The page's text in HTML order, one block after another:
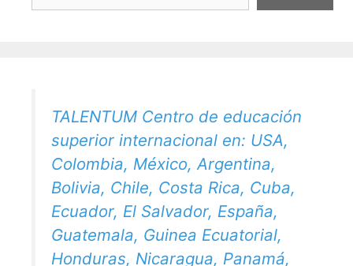
TALENTUM Centro de educación
superior internacional en: USA,
Colombia, México, Argentina,
Bolivia, Chile, Costa Rica, Cuba,
Ecuador, El Salvador, España,
Guatemala, Guinea Ecuatorial,
Honduras, Nicaragua, Panamá,